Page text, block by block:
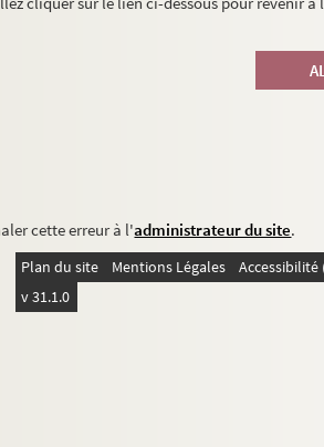
cette erreur à l'administrateur du site.
Plan du site Mentions Légales
v 31.1.0